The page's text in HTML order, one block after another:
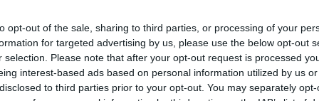
opt-out of the sale, sharing to third parties, or processing of your
for targeted advertising by us, please use the below opt-out
selection. Please note that after your opt-out request is processed
interest-based ads based on personal information utilized by us
to third parties prior to your opt-out. You may separately
fontnál 300 millió fonttal kisebb összeget kaphat
Santandertől a brit Royal Bank of Scotland a vártnál